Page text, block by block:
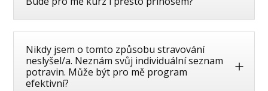
Nikdy jsem o tomto způsobu stravování
neslyšel/a. Neznám svůj individuální seznam
potravin. Může být pro mě program
efektivní?